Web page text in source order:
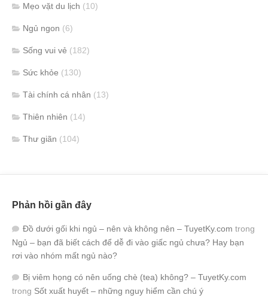
Mẹo vặt du lịch (10)
Ngủ ngon (6)
Sống vui vẻ (182)
Sức khỏe (130)
Tài chính cá nhân (13)
Thiên nhiên (14)
Thư giãn (104)
Phản hồi gần đây
Đồ dưới gối khi ngủ – nên và không nên – TuyetKy.com trong
Ngủ – bạn đã biết cách để dễ đi vào giấc ngủ chưa? Hay bạn
rơi vào nhóm mất ngủ nào?
Bị viêm họng có nên uống chè (tea) không? – TuyetKy.com
trong Sốt xuất huyết – những nguy hiểm cần chú ý